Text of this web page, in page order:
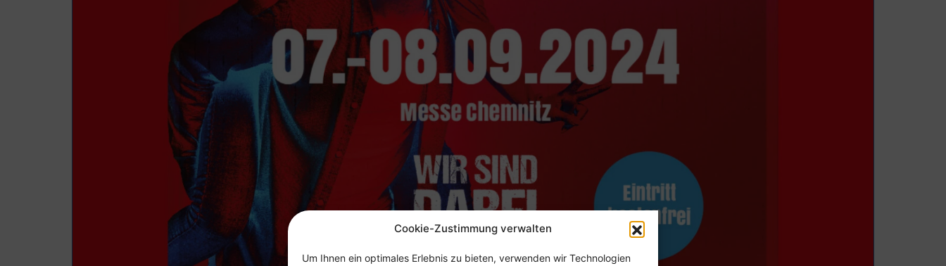
Cookie-Zustimmung verwalten
Um Ihnen ein optimales Erlebnis zu bieten, verwenden wir Technologien